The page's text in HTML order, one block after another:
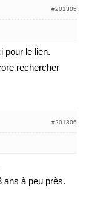
#201305
pour le lien.
rechercher
#201306
ans à peu près.